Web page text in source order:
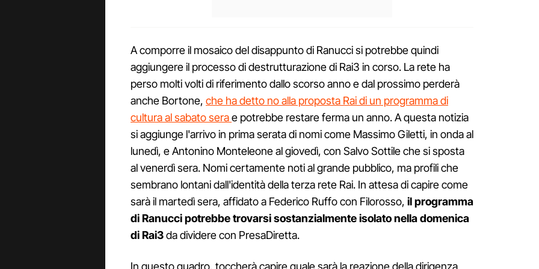
A comporre il mosaico del disappunto di Ranucci si potrebbe quindi
aggiungere il processo di destrutturazione di Rai3 in corso. La rete ha
perso molti volti di riferimento dallo scorso anno e dal prossimo perderà
anche Bortone, che ha detto no alla proposta Rai di un programma di
cultura al sabato serae potrebbe restare ferma un anno. A questa notizia
si aggiunge l'arrivo in prima serata di nomi come Massimo Giletti, in onda al
lunedì, e Antonino Monteleone al giovedì, con Salvo Sottile che si sposta
al venerdì sera. Nomi certamente noti al grande pubblico, ma profili che
sembrano lontani dall'identità della terza rete Rai. In attesa di capire come
sarà il martedì sera, affidato a Federico Ruffo con Filorosso, il programma
di Ranucci potrebbe trovarsi sostanzialmente isolato nella domenica
di Rai3da dividere con PresaDiretta.
In questo quadro, toccherà capire quale sarà la reazione della dirigenza